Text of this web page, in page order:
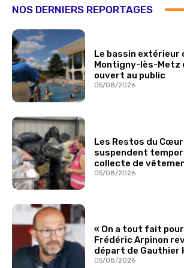
NOS DERNIERS REPORTAGES
Le bassin extérieur
Montigny-lès-Metz
ouvert au public
05/08/2026
Les Restos du
suspendent
collecte de
05/08/2026
« On a tout fait
Frédéric Arpinon
départ de Gauthier
05/08/2026